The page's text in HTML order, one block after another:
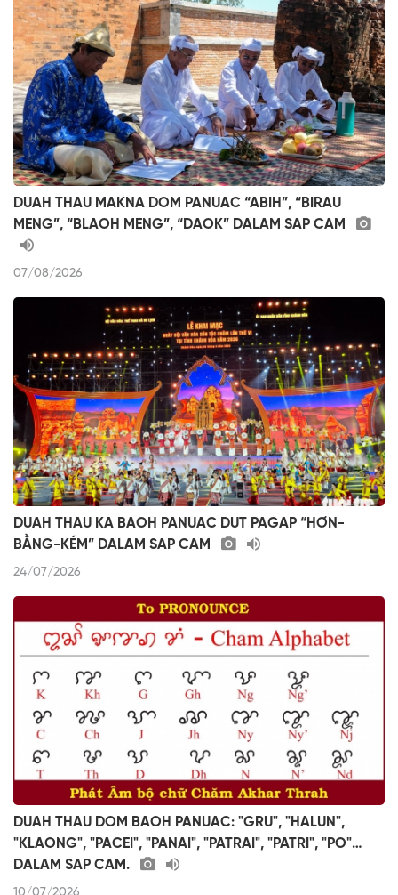
DUAH THAU MAKNA DOM PANUAC “ABIH”, “BIRAU
MENG”, “BLAOH MENG”, “DAOK” DALAM SAP CAM
07/08/2026
DUAH THAU KA BAOH PANUAC DUT PAGAP “HƠN-
BẰNG-KÉM” DALAM SAP CAM
24/07/2026
DUAH THAU DOM BAOH PANUAC: "GRU", "HALUN",
"KLAONG", "PACEI", "PANAI", "PATRAI", "PATRI", "PO"…
DALAM SAP CAM.